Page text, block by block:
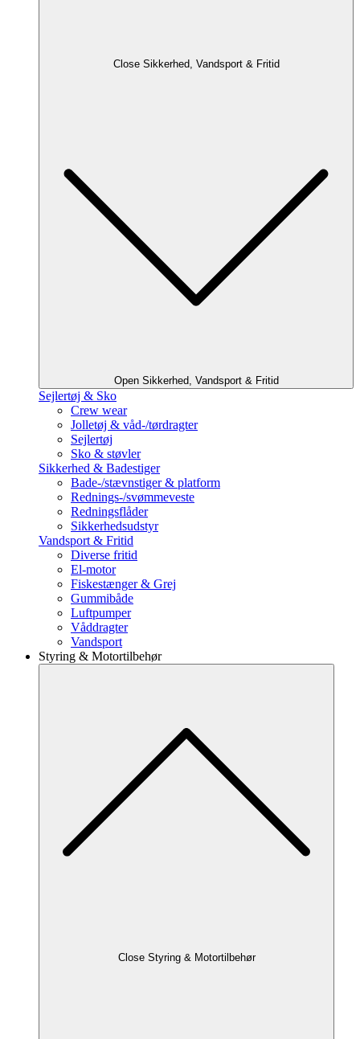
Close Sikkerhed, Vandsport & Fritid
Open Sikkerhed, Vandsport & Fritid
Sejlertøj & Sko
Crew wear
Jolletøj & våd-/tørdragter
Sejlertøj
Sko & støvler
Sikkerhed & Badestiger
Bade-/stævnstiger & platform
Rednings-/svømmeveste
Redningsflåder
Sikkerhedsudstyr
Vandsport & Fritid
Diverse fritid
El-motor
Fiskestænger & Grej
Gummibåde
Luftpumper
Våddragter
Vandsport
Styring & Motortilbehør
Close Styring & Motortilbehør